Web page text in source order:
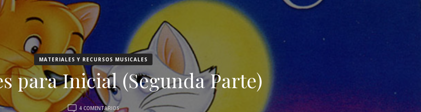
MATERIALES Y RECURSOS MUSICALES
para Inicial (Segunda Parte)
4 COMENTARIOSEN